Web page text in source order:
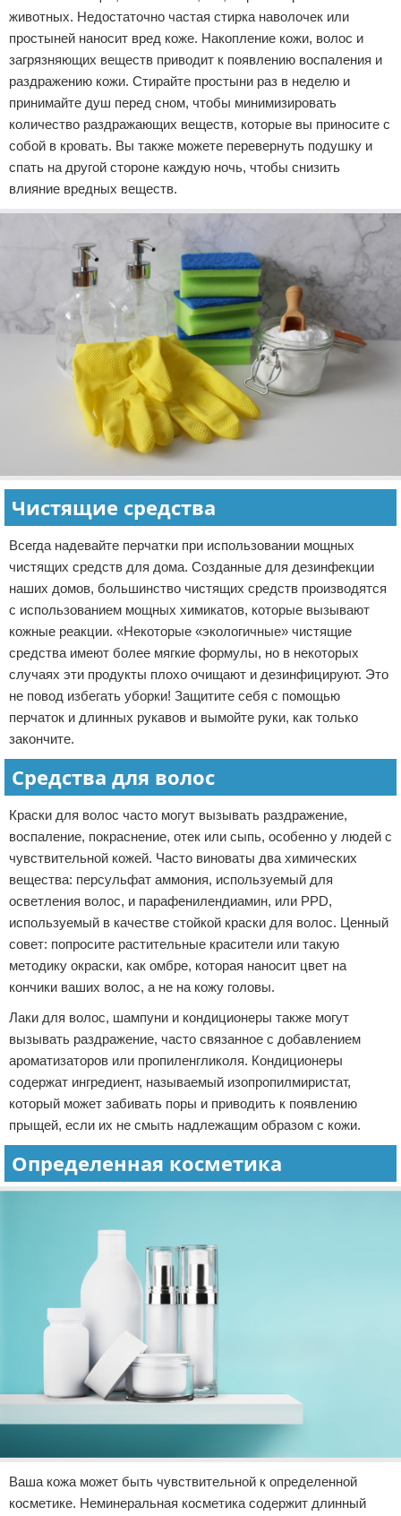
животных. Недостаточно частая стирка наволочек или
простыней наносит вред коже. Накопление кожи, волос и
загрязняющих веществ приводит к появлению воспаления и
раздражению кожи. Стирайте простыни раз в неделю и
принимайте душ перед сном, чтобы минимизировать
количество раздражающих веществ, которые вы приносите с
собой в кровать. Вы также можете перевернуть подушку и
спать на другой стороне каждую ночь, чтобы снизить
влияние вредных веществ.
Чистящие средства
Всегда надевайте перчатки при использовании мощных
чистящих средств для дома. Созданные для дезинфекции
наших домов, большинство чистящих средств производятся
с использованием мощных химикатов, которые вызывают
кожные реакции. «Некоторые «экологичные» чистящие
средства имеют более мягкие формулы, но в некоторых
случаях эти продукты плохо очищают и дезинфицируют. Это
не повод избегать уборки! Защитите себя с помощью
перчаток и длинных рукавов и вымойте руки, как только
закончите.
Средства для волос
Краски для волос часто могут вызывать раздражение,
воспаление, покраснение, отек или сыпь, особенно у людей с
чувствительной кожей. Часто виноваты два химических
вещества: персульфат аммония, используемый для
осветления волос, и парафенилендиамин, или PPD,
используемый в качестве стойкой краски для волос. Ценный
совет: попросите растительные красители или такую ​​
методику окраски, как омбре, которая наносит цвет на
кончики ваших волос, а не на кожу головы.
Лаки для волос, шампуни и кондиционеры также могут
вызывать раздражение, часто связанное с добавлением
ароматизаторов или пропиленгликоля. Кондиционеры
содержат ингредиент, называемый изопропилмиристат,
который может забивать поры и приводить к появлению
прыщей, если их не смыть надлежащим образом с кожи.
Определенная косметика
Ваша кожа может быть чувствительной к определенной
косметике. Неминеральная косметика содержит длинный